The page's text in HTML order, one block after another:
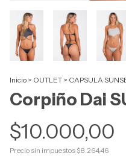
Inicio > OUTLET > CAPSULA
Corpiño Dai
$10.000,00
Precio sin impuestos $8.264,46